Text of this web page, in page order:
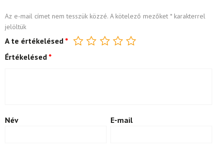
Az e-mail címet nem tesszük közzé. A kötelező mezőket *karakterrel
jelöltük
A te értékelésed *
Értékelésed *
Név E-mail